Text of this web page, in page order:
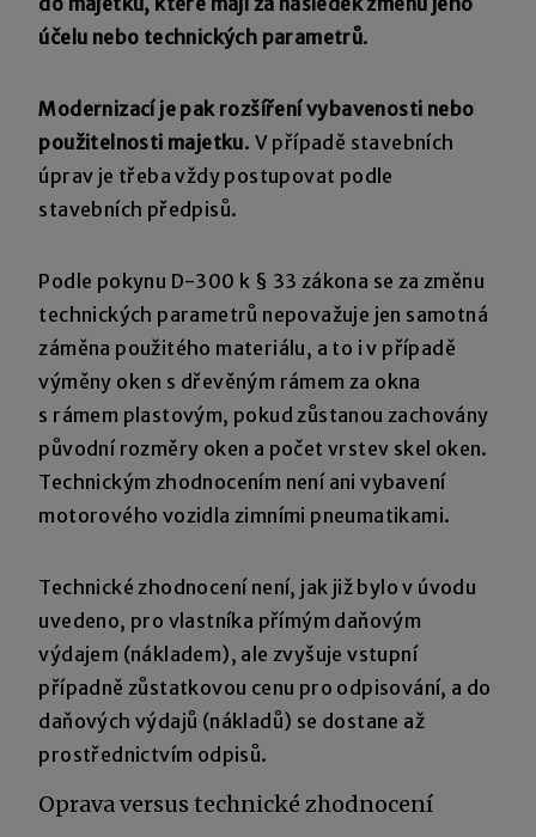
účelu nebo technických parametrů.
Modernizací je pak rozšíření vybavenosti nebo
použitelnosti majetku. V případě stavebních
úprav je třeba vždy postupovat podle
stavebních předpisů.
Podle pokynu D-300 k § 33 zákona se za změnu
technických parametrů nepovažuje jen samotná
záměna použitého materiálu, a to i v případě
výměny oken s dřevěným rámem za okna
s rámem plastovým, pokud zůstanou zachovány
původní rozměry oken a počet vrstev skel oken.
Technickým zhodnocením není ani vybavení
motorového vozidla zimními pneumatikami.
Technické zhodnocení není, jak již bylo v úvodu
uvedeno, pro vlastníka přímým daňovým
výdajem (nákladem), ale zvyšuje vstupní
případně zůstatkovou cenu pro odpisování, a do
daňových výdajů (nákladů) se dostane až
prostřednictvím odpisů.
Oprava versus technické zhodnocení